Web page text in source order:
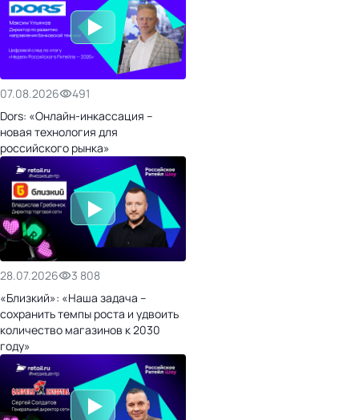
07.08.2026
491
Dors: «Онлайн-инкассация –
новая технология для
российского рынка»
28.07.2026
3 808
«Близкий»: «Наша задача –
сохранить темпы роста и удвоить
количество магазинов к 2030
году»